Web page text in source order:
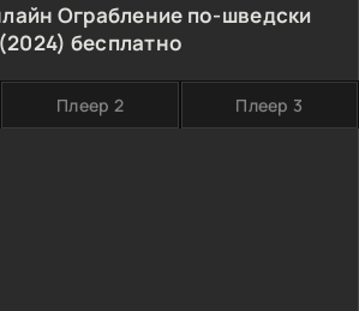
Ограбление по-шведски
(2024) бесплатно
Плеер 2 Плеер 3